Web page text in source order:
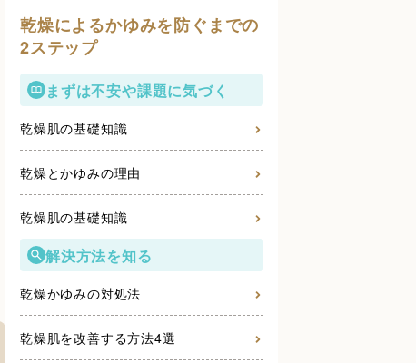
乾燥によるかゆみを防ぐまでの
2ステップ
まずは不安や課題に気づく
乾燥肌の基礎知識
乾燥とかゆみの理由
乾燥肌の基礎知識
解決方法を知る
乾燥かゆみの対処法
乾燥肌を改善する方法4選